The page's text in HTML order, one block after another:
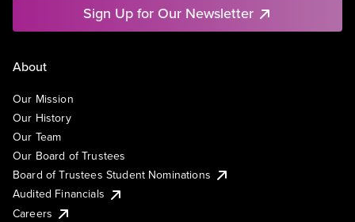
Sign Up for Our Newsletter
About
Our Mission
Our History
Our Team
Our Board of Trustees
Board of Trustees Student Nominations
Audited Financials
Careers